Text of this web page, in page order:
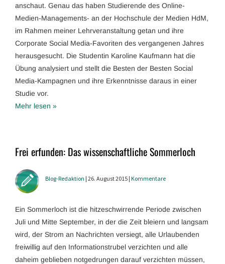
anschaut. Genau das haben Studierende des Online-
Medien-Managements- an der Hochschule der Medien HdM,
im Rahmen meiner Lehrveranstaltung getan und ihre
Corporate Social Media-Favoriten des vergangenen Jahres
herausgesucht. Die Studentin Karoline Kaufmann hat die
Übung analysiert und stellt die Besten der Besten Social
Media-Kampagnen und ihre Erkenntnisse daraus in einer
Studie vor.
Mehr lesen »
Frei erfunden: Das wissenschaftliche Sommerloch
Blog-Redaktion | 26. August 2015 | Kommentare
Ein Sommerloch ist die hitzeschwirrende Periode zwischen
Juli und Mitte September, in der die Zeit bleiern und langsam
wird, der Strom an Nachrichten versiegt, alle Urlaubenden
freiwillig auf den Informationstrubel verzichten und alle
daheim geblieben notgedrungen darauf verzichten müssen,